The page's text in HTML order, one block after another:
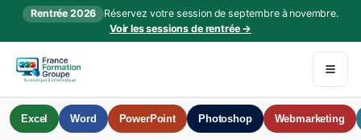
Rentrée 2026
Réservez votre session de septembre à novembre.
Voir les sessions de rentrée →
Excel Word PowerPoint Photoshop Webmarketing